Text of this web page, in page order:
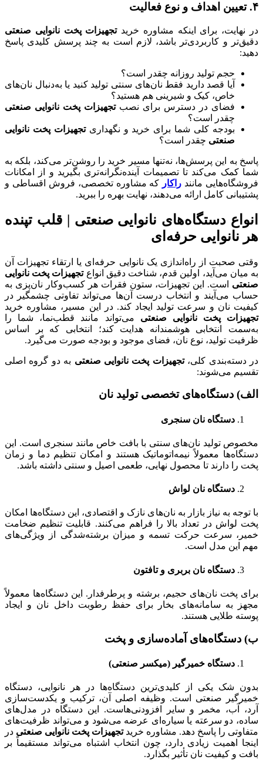
۴. تعیین اهداف و نوع فعالیت
در نهایت، برای اینکه مشاوره خریدتجهیزات پخت نانوایی صنعتی
دقیق‌تر و کاربردی‌تر باشد، لازم است به چند پرسش کلیدی پاسخ
دهید:
حجم تولید روزانه چقدر است؟
آیا قصد دارید فقط نان‌های سنتی تولید کنید یا به‌دنبال نان‌های
خاص، کیک و شیرینی هم هستید؟
فضای در دسترس برای نصبتجهیزات پخت نانوایی صنعتی
چقدر است؟
بودجه کلی شما برای خرید و نگهداریتجهیزات پخت نانوایی
صنعتی چقدر است؟
پاسخ به این پرسش‌ها، نه‌تنها مسیر خرید را روشن‌تر می‌کند، بلکه به
شما کمک می‌کند تا تصمیمات آینده‌نگرانه‌تری بگیرید و از امکانات
فروشگاه‌هایی مانند راکار که مشاوره تخصصی، فروش اقساطی و
پشتیبانی کامل ارائه می‌دهند، نهایت بهره را ببرید.
انواع دستگاه‌های نانوایی صنعتی | قلب تپنده
هر نانوایی حرفه‌ای
وقتی صحبت از راه‌اندازی یک نانوایی حرفه‌ای یا ارتقاء تجهیزات آن
به میان می‌آید، اولین قدم، شناخت دقیق انواعتجهیزات پخت نانوایی
صنعتی است. این تجهیزات، ستون فقرات هر کسب‌وکار نان‌پزی به
حساب می‌آیند و انتخاب درست آن‌ها می‌تواند تفاوتی چشمگیر در
کیفیت نان و سرعت تولید ایجاد کند. در این مسیر، مشاوره خرید
تجهیزات پخت نانوایی صنعتی می‌تواند مانند قطب‌نما، شما را
به‌سمت انتخابی هوشمندانه هدایت کند؛ انتخابی که بر اساس
ظرفیت تولید، نوع نان، فضای موجود و بودجه صورت می‌گیرد.
در دسته‌بندی کلی،تجهیزات پخت نانوایی صنعتی به دو گروه اصلی
تقسیم می‌شوند:
الف) دستگاه‌های تخصصی تولید نان
دستگاه نان سنجری
مخصوص تولید نان‌های سنتی با بافت خاص مانند سنجری است. این
دستگاه‌ها معمولاً نیمه‌اتوماتیک هستند و امکان تنظیم دما و زمان
پخت را دارند تا محصول نهایی، طعمی اصیل و سنتی داشته باشد.
دستگاه نان لواش
با توجه به نیاز بازار به نان‌های نازک و اقتصادی، این دستگاه‌ها امکان
پخت لواش در تعداد بالا را فراهم می‌کنند. قابلیت تنظیم ضخامت
خمیر، سرعت حرکت تسمه و میزان برشته‌شدگی از ویژگی‌های
مهم این مدل است.
دستگاه نان بربری و تافتون
برای پخت نان‌های حجیم، برشته و پرطرفدار. این دستگاه‌ها معمولاً
مجهز به سامانه‌های بخار برای حفظ رطوبت داخل نان و ایجاد
پوسته طلایی هستند.
ب) دستگاه‌های آماده‌سازی و پخت
دستگاه خمیرگیر (میکسر صنعتی)
بدون شک یکی از کلیدی‌ترین دستگاه‌ها در هر نانوایی، دستگاه
خمیرگیر صنعتی است. وظیفه اصلی آن، ترکیب و یکدست‌سازی
آرد، آب، مخمر و سایر افزودنی‌هاست. این دستگاه در مدل‌های
ساده، دو سرعته یا سیاره‌ای عرضه می‌شود و می‌تواند ظرفیت‌های
متفاوتی را پاسخ دهد. مشاوره خریدتجهیزات پخت نانوایی صنعتی در
اینجا اهمیت زیادی دارد، چون انتخاب اشتباه می‌تواند مستقیماً بر
بافت و کیفیت نان تأثیر بگذارد.